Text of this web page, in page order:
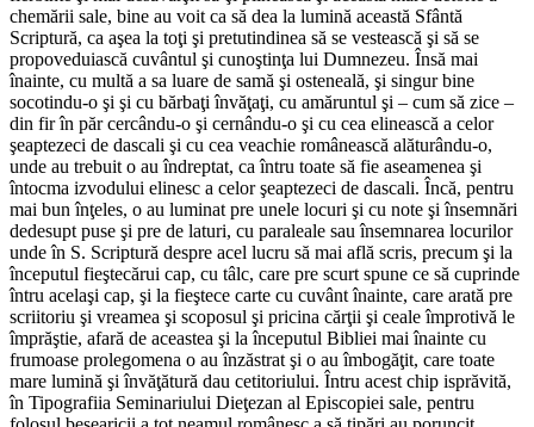
chemării sale, bine au voit ca să dea la lumină această Sfântă
Scriptură, ca aşea la toţi şi pretutindinea să se vestească şi să se
propoveduiască cuvântul şi cunoştinţa lui Dumnezeu. Însă mai
înainte, cu multă a sa luare de samă şi osteneală, şi singur bine
socotindu-o şi şi cu bărbaţi învăţaţi, cu amăruntul şi – cum să zice –
din fir în păr cercându-o şi cernându-o şi cu cea elinească a celor
şeaptezeci de dascali şi cu cea veachie românească alăturându-o,
unde au trebuit o au îndreptat, ca întru toate să fie aseamenea şi
întocma izvodului elinesc a celor şeaptezeci de dascali. Încă, pentru
mai bun înţeles, o au luminat pre unele locuri şi cu note şi însemnări
dedesupt puse şi pre de laturi, cu paraleale sau însemnarea locurilor
unde în S. Scriptură despre acel lucru să mai află scris, precum şi la
începutul fieştecărui cap, cu tâlc, care pre scurt spune ce să cuprinde
întru acelaşi cap, şi la fieştece carte cu cuvânt înainte, care arată pre
scriitoriu şi vreamea şi scoposul şi pricina cărţii şi ceale împrotivă le
împrăştie, afară de aceastea şi la începutul Bibliei mai înainte cu
frumoase prolegomena o au înzăstrat şi o au îmbogăţit, care toate
mare lumină şi învăţătură dau cetitoriului. Întru acest chip isprăvită,
în Tipografiia Seminariului Dieţezan al Episcopiei sale, pentru